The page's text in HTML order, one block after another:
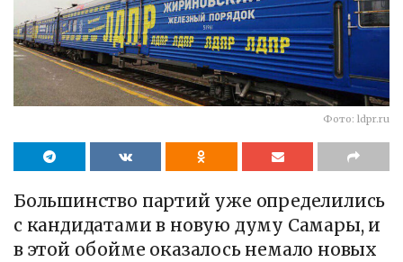
Фото: ldpr.ru
Большинство партий уже определились
с кандидатами в новую думу Самары, и
в этой обойме оказалось немало новых